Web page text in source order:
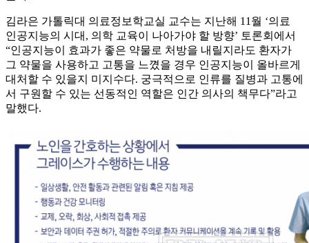
김라은 가톨릭대 의료정보학교실 교수는 지난해 11월 ‘의료
인공지능의 시대, 의학 교육이 나아가야 할 방향’ 토론회에서
“인공지능이 효과가 좋은 약물로 처방을 내릴지라도 환자가
그 약물을 사용하고 고통을 느꼈을 경우 인공지능이 올바르게
대처할 수 있을지 미지수다. 궁극적으로 인류를 질병과 고통에
서 구원할 수 있는 선동적인 역할은 인간 의사의 책무다”라고
말했다.